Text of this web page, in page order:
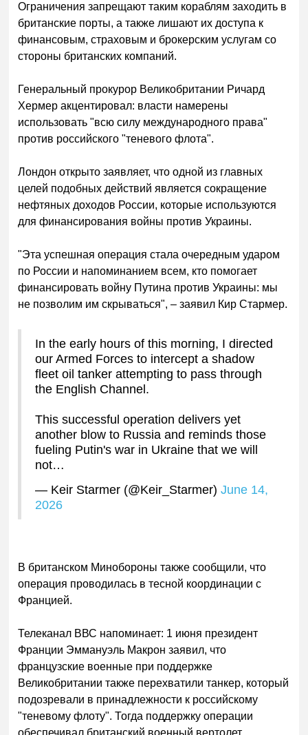
Ограничения запрещают таким кораблям заходить в
британские порты, а также лишают их доступа к
финансовым, страховым и брокерским услугам со
стороны британских компаний.
Генеральный прокурор Великобритании Ричард
Хермер акцентировал: власти намерены
использовать "всю силу международного права"
против российского "теневого флота".
Лондон открыто заявляет, что одной из главных
целей подобных действий является сокращение
нефтяных доходов России, которые используются
для финансирования войны против Украины.
"Эта успешная операция стала очередным ударом
по России и напоминанием всем, кто помогает
финансировать войну Путина против Украины: мы
не позволим им скрываться", – заявил Кир Стармер.
In the early hours of this morning, I directed
our Armed Forces to intercept a shadow
fleet oil tanker attempting to pass through
the English Channel.
This successful operation delivers yet
another blow to Russia and reminds those
fueling Putin's war in Ukraine that we will
not…
— Keir Starmer (@Keir_Starmer)June 14,
2026
В британском Минобороны также сообщили, что
операция проводилась в тесной координации с
Францией.
Телеканал ВВС напоминает: 1 июня президент
Франции Эммануэль Макрон заявил, что
французские военные при поддержке
Великобритании также перехватили танкер, который
подозревали в принадлежности к российскому
"теневому флоту". Тогда поддержку операции